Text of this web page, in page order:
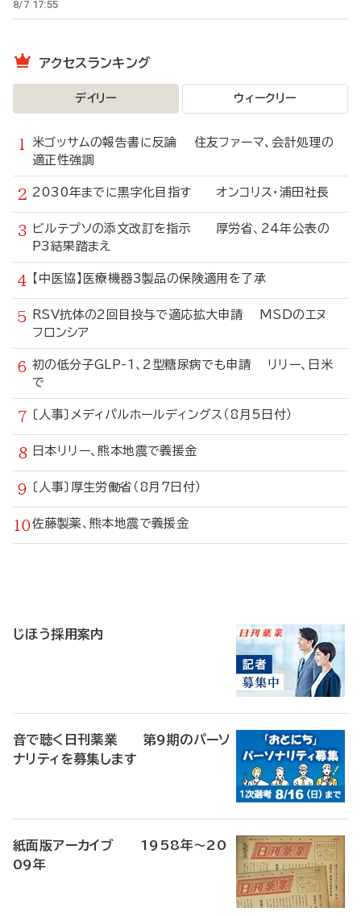
8/7 17:55
アクセスランキング
デイリー ウィークリー
米ゴッサムの報告書に反論 住友ファーマ、会計処理の
適正性強調
2030年までに黒字化目指す オンコリス・浦田社長
ビルテプソの添文改訂を指示 厚労省、24年公表の
P3結果踏まえ
【中医協】医療機器3製品の保険適用を了承
RSV抗体の2回目投与で適応拡大申請 MSDのエヌ
フロンシア
初の低分子GLP-1、2型糖尿病でも申請 リリー、日米
で
〔人事〕メディパルホールディングス（8月5日付）
日本リリー、熊本地震で義援金
〔人事〕厚生労働省（8月7日付）
佐藤製薬、熊本地震で義援金
じほう採用案内
音で聴く日刊薬業 第9期のパーソ
ナリティを募集します
紙面版アーカイブ 1958年～20
09年